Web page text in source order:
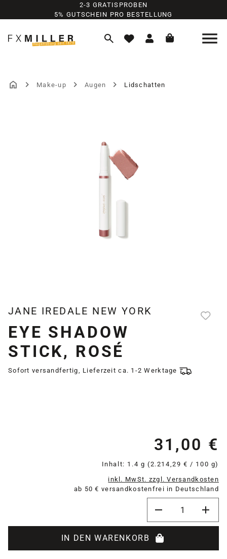
Zum Hauptinhalt springen
2-3 GRATISPROBEN
5% GUTSCHEIN PRO BESTELLUNG
Make-up Augen Lidschatten
JANE IREDALE NEW YORK
EYE SHADOW
STICK, ROSÉ
Sofort versandfertig, Lieferzeit ca. 1-2 Werktage
31,00 €
Inhalt: 1.4 g (2.214,29 € / 100 g)
inkl. MwSt. zzgl. Versandkosten
ab 50 € versandkostenfrei in Deutschland
IN DEN WARENKORB